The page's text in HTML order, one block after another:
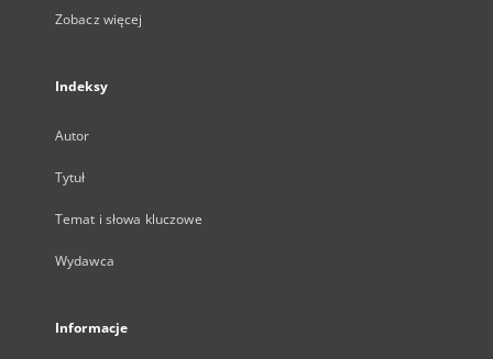
Zobacz więcej
Indeksy
Autor
Tytuł
Temat i słowa kluczowe
Wydawca
Informacje